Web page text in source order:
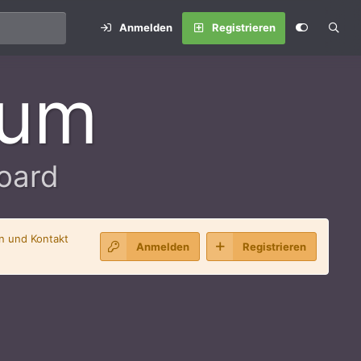
Anmelden Registrieren
und Kontakt
Anmelden Registrieren